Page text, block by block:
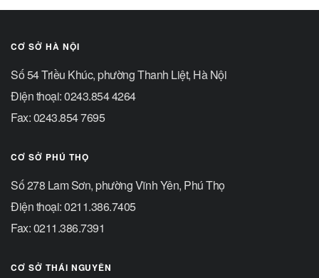
CƠ SỞ HÀ NỘI
Số 54 Triều Khúc, phường Thanh Liệt, Hà Nội
Điện thoại: 0243.854 4264
Fax: 0243.854 7695
CƠ SỞ PHÚ THỌ
Số 278 Lam Sơn, phường Vĩnh Yên, Phú Thọ
Điện thoại: 0211.386.7405
Fax: 0211.386.7391
CƠ SỞ THÁI NGUYÊN